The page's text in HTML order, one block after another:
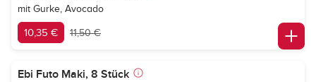
mit Gurke, Avocado
10,35 € 11,50 €
Ebi Futo Maki, 8 Stück